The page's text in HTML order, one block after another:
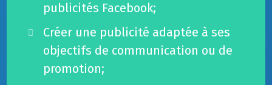
publicités Facebook;
Créer une publicité adaptée à ses
objectifs de communication ou de
promotion;